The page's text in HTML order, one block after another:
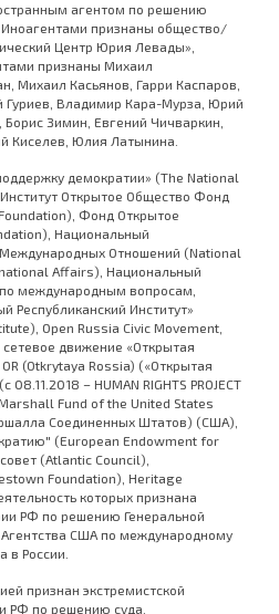
агентом по решению
признаны общество/
Центр Юрия Левады»,
признаны Михаил
Михаил Касьянов, Гарри Каспаров,
Гуриев, Владимир Кара-Мурза, Юрий
Зимин, Евгений Чичваркин,
Киселев, Юлия Латынина.
демократии» (The National
Открытое Общество Фонд
Фонд Открытое
Национальный
Отношений (National
Affairs), Национальный
международным вопросам,
Республиканский Институт»
Open Russia Civic Movement,
движение «Открытая
(Otkrytaya Rossia) («Открытая
– HUMAN RIGHTS PROJECT
Fund of the United States
Соединенных Штатов) (США),
(European Endowment for
(Atlantic Council),
Foundation), Heritage
которых признана
РФ по решению Генеральной
Агентства США по международному
в России.
признан экстремистской
РФ по решению суда.